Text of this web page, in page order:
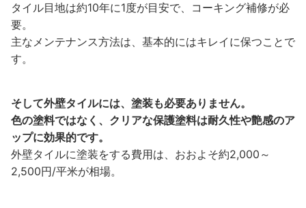
タイル目地は約10年に1度が目安で、コーキング補修が必
要。
主なメンテナンス方法は、基本的にはキレイに保つことで
す。
そして外壁タイルには、塗装も必要ありません。
色の塗料ではなく、クリアな保護塗料は耐久性や艶感のア
ップに効果的です。
外壁タイルに塗装をする費用は、おおよそ約2,000～
2,500円/平米が相場。